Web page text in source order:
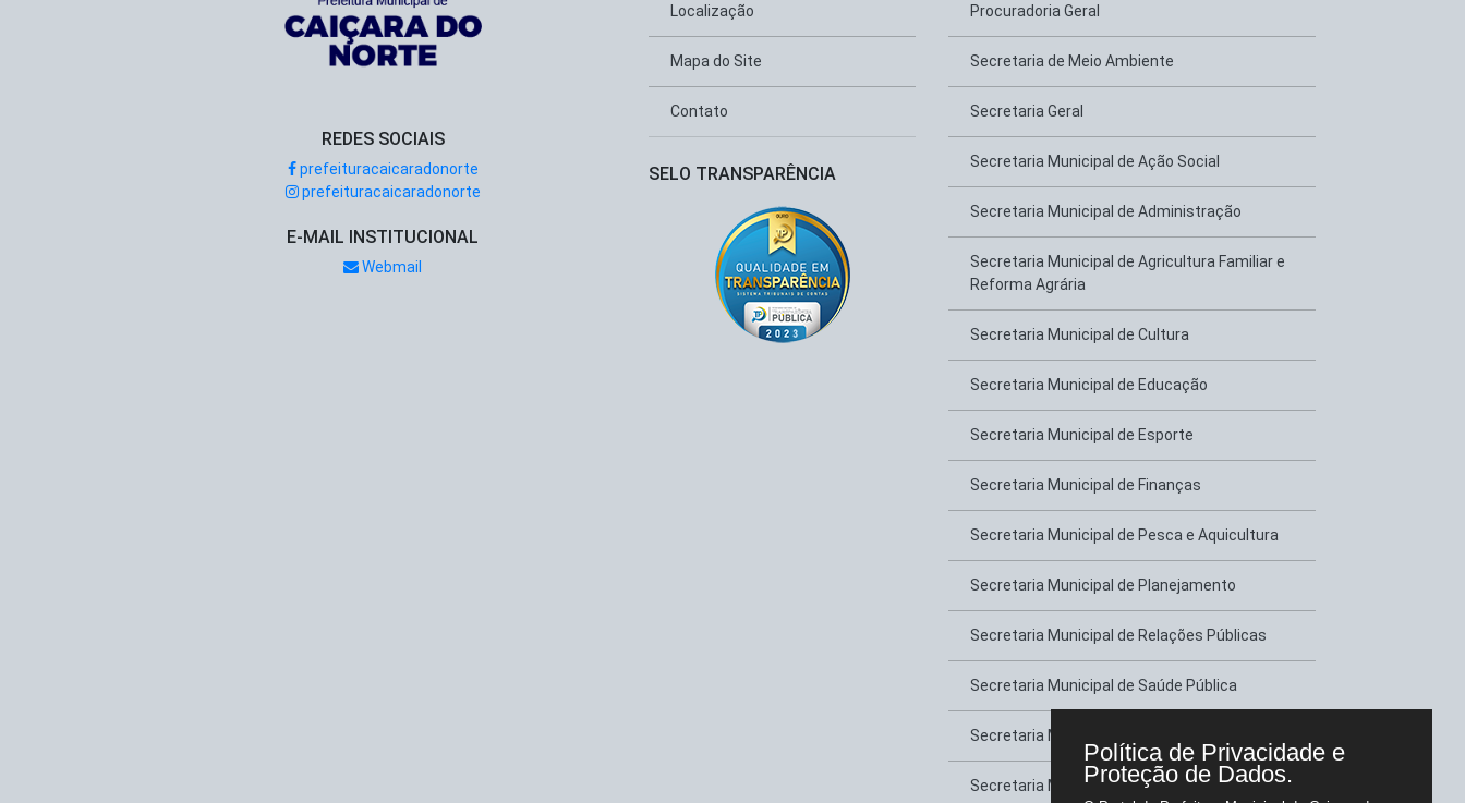
REDES SOCIAIS
prefeituracaicaradonorte
prefeituracaicaradonorte
E-MAIL INSTITUCIONAL
Webmail
Localização
Mapa do Site
Contato
SELO TRANSPARÊNCIA
Procuradoria Geral
Secretaria de Meio Ambiente
Secretaria Geral
Secretaria Municipal de Ação Social
Secretaria Municipal de Administração
Secretaria Municipal de Agricultura Familiar e
Reforma Agrária
Secretaria Municipal de Cultura
Secretaria Municipal de Educação
Secretaria Municipal de Esporte
Secretaria Municipal de Finanças
Secretaria Municipal de Pesca e Aquicultura
Secretaria Municipal de Planejamento
Secretaria Municipal de Relações Públicas
Secretaria Municipal de Saúde Pública
Secretaria Municipal de Serviços Urbanos
Secretaria Municipal de Transportes
Política de Privacidade e
Proteção de Dados.